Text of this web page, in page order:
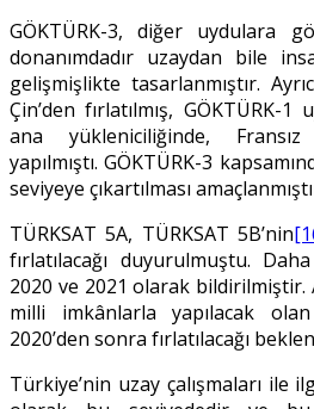
GÖKTÜRK-3, diğer uydulara
donanımdadır uzaydan bile
gelişmişlikte tasarlanmıştır.
Çin’den fırlatılmış, GÖKTÜRK-
ana yükleniciliğinde, Fransız
yapılmıştı. GÖKTÜRK-3
seviyeye çıkartılması
TÜRKSAT 5A, TÜRKSAT 5B’nin
fırlatılacağı duyurulmuştu.
2020 ve 2021 olarak bildirilmiştir.
milli imkânlarla yapılacak olan
2020’den sonra fırlatılacağı
Türkiye’nin uzay çalışmaları ile